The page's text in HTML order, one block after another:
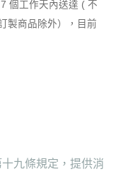
個工作天內送達 ( 不
製商品除外），目前
九條規定，提供消